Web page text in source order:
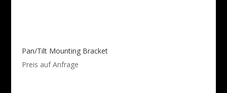
Pan/Tilt Mounting Bracket
Preis auf Anfrage